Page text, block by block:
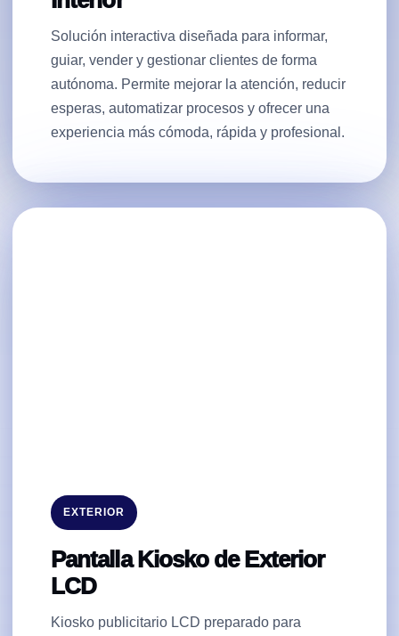
Solución interactiva diseñada para informar,
guiar, vender y gestionar clientes de forma
autónoma. Permite mejorar la atención, reducir
esperas, automatizar procesos y ofrecer una
experiencia más cómoda, rápida y profesional.
EXTERIOR
Pantalla Kiosko de Exterior
LCD
Kiosko publicitario LCD preparado para